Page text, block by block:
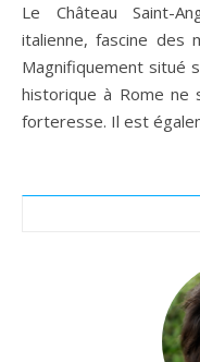
Le Château Saint-Ange, véritable bijou de l’histoire
italienne, fascine des
Magnifiquement situé
historique à Rome ne
forteresse. Il est